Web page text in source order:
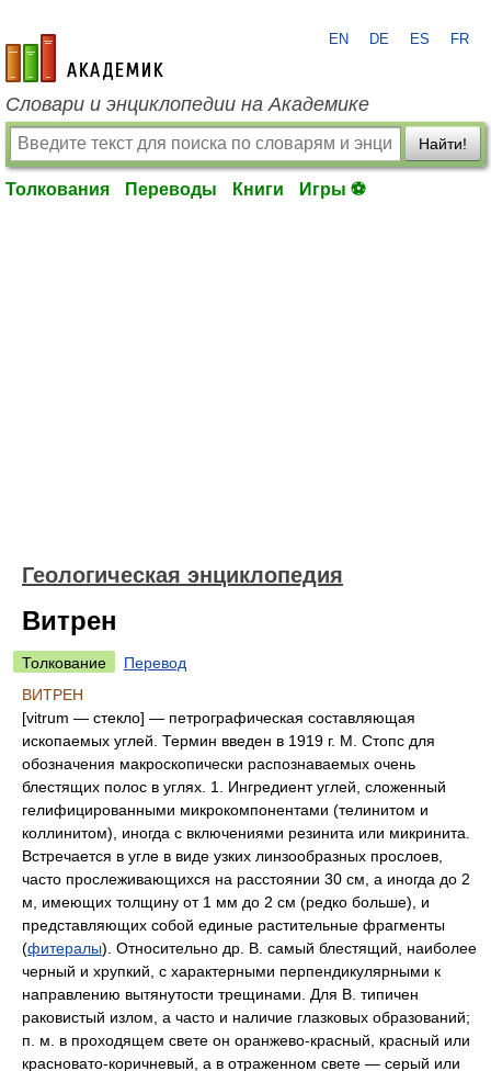
academic.ru
EN DE ES FR
Словари и энциклопедии на Академике
Найти!
Толкования Переводы Книги Игры ⚽
Геологическая энциклопедия
Витрен
Толкование
Перевод
ВИТРЕН
[vitrum — стекло] — петрографическая составляющая
ископаемых углей. Термин введен в 1919 г. М. Стопс для
обозначения макроскопически распознаваемых очень
блестящих полос в углях. 1. Ингредиент углей, сложенный
гелифицированными микрокомпонентами (телинитом и
коллинитом), иногда с включениями резинита или микринита.
Встречается в угле в виде узких линзообразных прослоев,
часто прослеживающихся на расстоянии 30 см, а иногда до 2
м, имеющих толщину от 1 мм до 2 см (редко больше), и
представляющих собой единые растительные фрагменты
(фитералы). Относительно др. В. самый блестящий, наиболее
черный и хрупкий, с характерными перпендикулярными к
направлению вытянутости трещинами. Для В. типичен
раковистый излом, а часто и наличие глазковых образований;
п. м. в проходящем свете он оранжево-красный, красный или
красновато-коричневый, а в отраженном свете — серый или